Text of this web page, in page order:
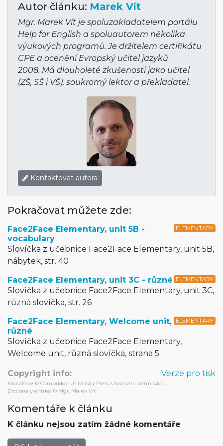
Autor článku: Marek Vít
Mgr. Marek Vít je spoluzakladatelem portálu
Help for English a spoluautorem několika
výukových programů. Je držitelem certifikátu
CPE a ocenění Evropský učitel jazyků
2008. Má dlouholeté zkušenosti jako učitel
(ZŠ, SŠ i VŠ), soukromý lektor a překladatel.
Kontaktovat autora
Pokračovat můžete zde:
ELEMENTARY
Face2Face Elementary, unit 5B -
vocabulary
Slovíčka z učebnice Face2Face Elementary, unit 5B,
nábytek, str. 40
ELEMENTARY
Face2Face Elementary, unit 3C - různé
Slovíčka z učebnice Face2Face Elementary, unit 3C,
různá slovíčka, str. 26
ELEMENTARY
Face2Face Elementary, Welcome unit,
různé
Slovíčka z učebnice Face2Face Elementary,
Welcome unit, různá slovíčka, strana 5
Verze pro tisk
Copyright info:
Face2Face © Cambridge University Press. Used with permission.
Dictionary entries © Mgr. Marek Vít
Komentáře k článku
K článku nejsou zatím žádné komentáře